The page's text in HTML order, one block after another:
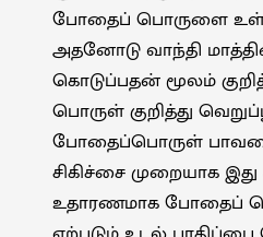
போதைப் பொருளை
அதனோடு வாந்தி
கொடுப்பதன் மூலம்
பொருள் குறித்து
போதைப்பொருள்
சிகிச்சை முறையாக
உதாரணமாக போதைப்